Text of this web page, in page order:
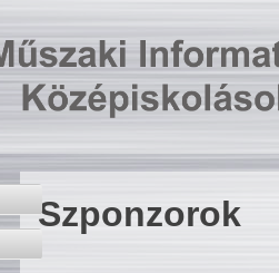
Szponzorok